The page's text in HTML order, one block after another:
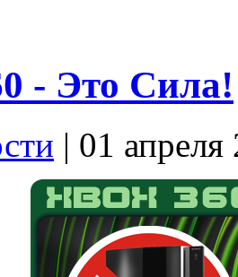
- Это Сила!
| 01 апреля